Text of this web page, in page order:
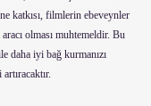
katkısı, filmlerin ebeveynler
olması muhtemeldir. Bu
daha iyi bağ kurmanızı